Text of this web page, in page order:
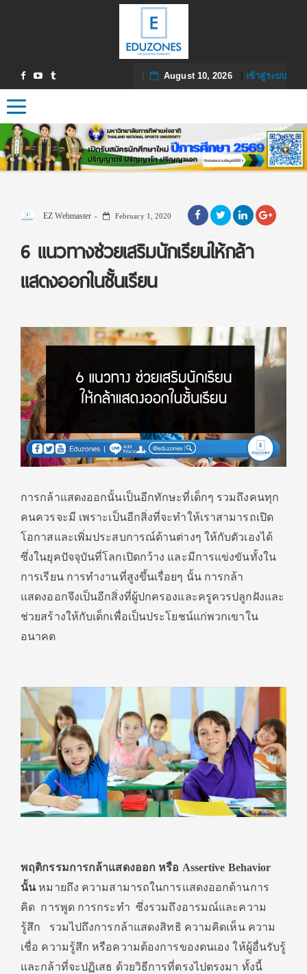
August 10, 2026| เข้าสู่ระบบ
Toggle navigation
EZ Webmaster February 1, 2020
6 แนวทางช่วยเสริมนักเรียนให้กล้า
แสดงออกในชั้นเรียน
การกล้าแสดงออกนั้นเป็นอีกทักษะที่เด็กๆ รวมถึงคนทุก
คนควรจะมี เพราะเป็นอีกสิ่งที่จะทำให้เราสามารถเปิด
โอกาสและเพิ่มประสบการณ์ด้านต่างๆ ให้กับตัวเองได้
ซึ่งในยุคปัจจุบันที่โลกเปิดกว้าง และมีการแข่งขันทั้งใน
การเรียน การทำงานที่สูงขึ้นเรื่อยๆ นั้น การกล้า
แสดงออกจึงเป็นอีกสิ่งที่ผู้ปกครองและครูควรปลูกฝังและ
ช่วยสร้างให้กับเด็กเพื่อเป็นประโยชน์แก่พวกเขาใน
อนาคต
พฤติกรรมการกล้าแสดงออก หรือ Assertive Behavior
นั้นหมายถึง ความสามารถในการแสดงออกด้านการ
คิด การพูด การกระทำ ซึ่งรวมถึงอารมณ์และความ
รู้สึก รวมไปถึงการกล้าแสดงสิทธิ ความคิดเห็น ความ
เชื่อ ความรู้สึก หรือความต้องการของตนเอง ให้ผู้อื่นรับรู้
และกล้าที่จะปฏิเสธ ด้วยวิธีการที่ตรงไปตรงมา ทั้งนี้